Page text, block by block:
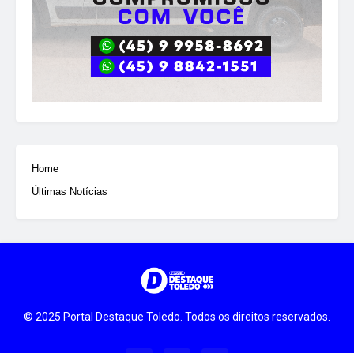
Home
Últimas Notícias
© 2025 Portal Destaque Toledo. Todos os direitos reservados.